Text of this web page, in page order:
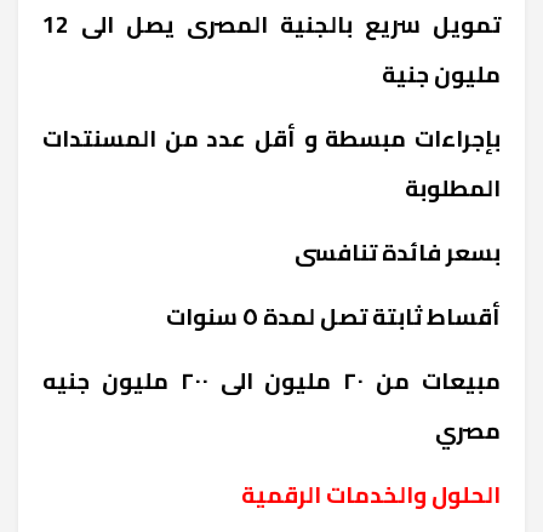
تمويل سريع بالجنية المصرى يصل الى 12
مليون جنية
بإجراءات مبسطة و أقل عدد من المسنتدات
المطلوبة
بسعر فائدة تنافسى
أقساط ثابتة تصل لمدة ٥ سنوات
مبيعات من ٢٠ مليون الى ٢٠٠ مليون جنيه
مصري
الحلول والخدمات الرقمية